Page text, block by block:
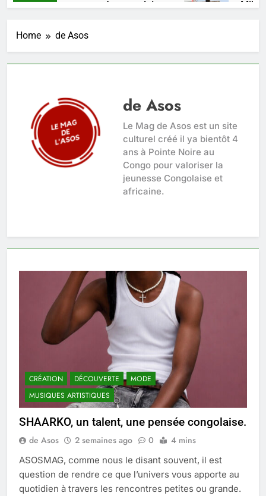
un talent, une pensée congolaise. Mikate + :
Home de Asos
de Asos
Le Mag de Asos est un site
culturel créé il ya bientôt 4
ans à Pointe Noire au
Congo pour valoriser la
jeunesse Congolaise et
africaine.
CRÉATION DÉCOUVERTE
MODE
MUSIQUES ARTISTIQUES
SHAARKO, un talent, une pensée congolaise.
de Asos 2 semaines ago 0 4 mins
ASOSMAG, comme nous le disant souvent, il est
question de rendre ce que l’univers vous apporte au
quotidien à travers les rencontres petites ou grande.